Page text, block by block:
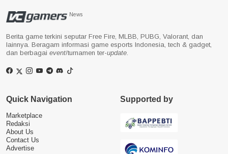
News
Berita game terkini seputar Free Fire, MLBB, PUBG, Valorant, dan
lainnya. Beragam informasi game esports Indonesia, tech & gadget,
dan berbagai event/turnamen ter-update
Quick Navigation
Marketplace
Redaksi
About Us
Contact Us
Advertise
Supported by